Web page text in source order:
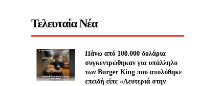
Τελευταία Νέα
Πάνω από 100.000 δολάρια
συγκεντρώθηκαν για υπάλληλο
των Burger King που απολύθηκε
επειδή είπε «Λευτεριά στην